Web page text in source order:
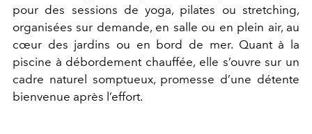
pour des sessions de yoga, pilates ou stretching,
organisées sur demande, en salle ou en plein air, au
cœur des jardins ou en bord de mer. Quant à la
piscine à débordement chauffée, elle s’ouvre sur un
cadre naturel somptueux, promesse d’une détente
bienvenue après l’effort.